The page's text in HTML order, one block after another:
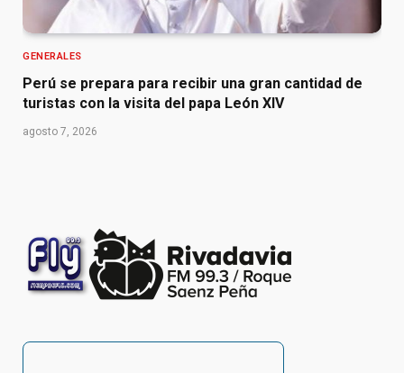
GENERALES
Perú se prepara para recibir una gran cantidad de
turistas con la visita del papa León XIV
agosto 7, 2026